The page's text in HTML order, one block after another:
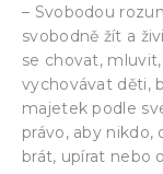
– Svobodou
svobodně žít a
se chovat,
vychovávat děti,
majetek podle
právo, aby nikdo,
brát, upírat nebo